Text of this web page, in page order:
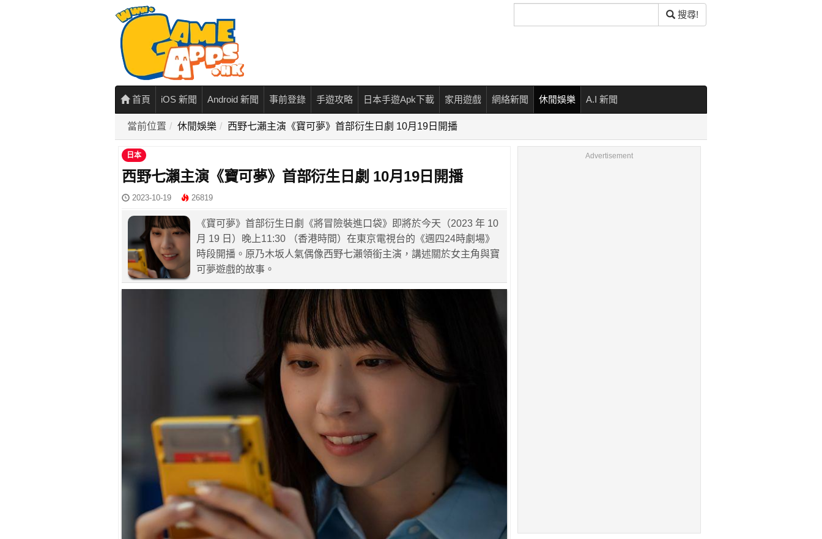
尋
搜尋!
首頁 iOS 新聞 Android 新聞 事前登錄 手遊攻略 日本手遊Apk下載 家用遊戲 網絡新聞 休閒娛樂 A.I 新聞
當前位置 休閒娛樂 西野七瀨主演《寶可夢》首部衍生日劇 10月19日開播
日本
西野七瀨主演《寶可夢》首部衍生日劇 10月19日開播
2023-10-19 26819
《寶可夢》首部衍生日劇《將冒險裝進口袋》即將於今天（2023 年 10
月 19 日）晚上11:30 （香港時間）在東京電視台的《週四24時劇場》
時段開播。原乃木坂人氣偶像西野七瀨領銜主演，講述關於女主角與寶
可夢遊戲的故事。
Advertisement